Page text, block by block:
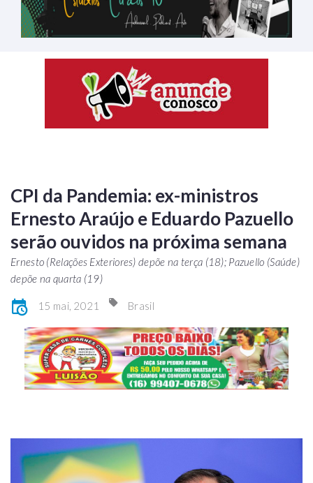
CPI da Pandemia: ex-ministros
Ernesto Araújo e Eduardo Pazuello
serão ouvidos na próxima semana
Ernesto (Relações Exteriores) depõe na terça (18); Pazuello (Saúde)
depõe na quarta (19)
15 mai, 2021 Brasil